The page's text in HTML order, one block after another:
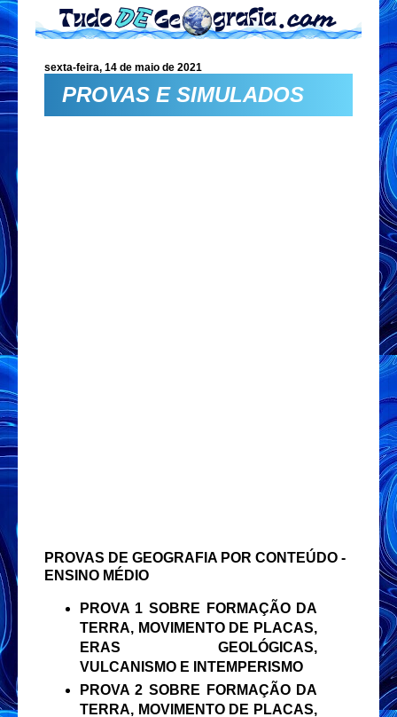
sexta-feira, 14 de maio de 2021
PROVAS E SIMULADOS
PROVAS DE GEOGRAFIA POR CONTEÚDO -
ENSINO MÉDIO
PROVA 1 SOBRE FORMAÇÃO DA
TERRA, MOVIMENTO DE PLACAS,
ERAS GEOLÓGICAS,
VULCANISMO E INTEMPERISMO
PROVA 2 SOBRE FORMAÇÃO DA
TERRA, MOVIMENTO DE PLACAS,